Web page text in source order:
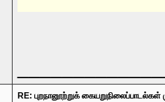
RE: புறநானூற்றுக்